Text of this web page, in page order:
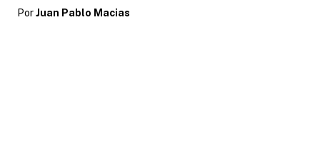
Por Juan Pablo Macias